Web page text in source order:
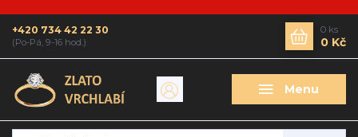
Menu
+420 734 42 22 30
(Po-Pá, 9-16 hod.)
0 ks
0 Kč